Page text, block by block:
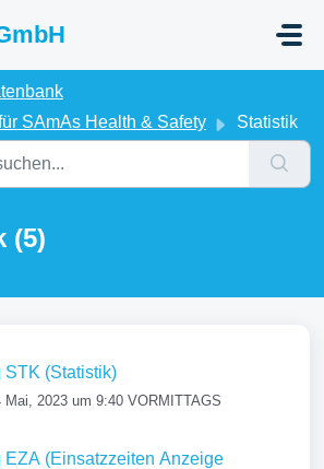
Inhalt gehen
SAmAs Health & Safety
Statistik
(5)
STK (Statistik)
2023 um 9:40 VORMITTAGS
EZA (Einsatzzeiten Anzeige